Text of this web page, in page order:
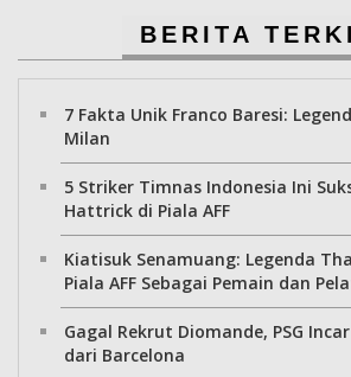
BERITA
7 Fakta Unik Franco Baresi:
Milan
5 Striker Timnas Indonesia Ini
Hattrick di Piala AFF
Kiatisuk Senamuang: Legenda
Piala AFF Sebagai Pemain dan
Gagal Rekrut Diomande, PSG
dari Barcelona